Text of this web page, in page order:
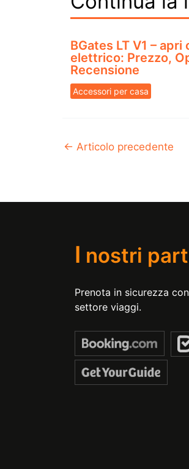
BGates LT V1 – apri
elettrico: Prezzo,
Recensione
Accessori per casa
← Articolo precedente
I nostri
Prenota in sicurezza
settore viaggi.